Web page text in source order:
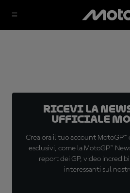
Ricevi la
ufficiale
Crea ora il tuo account MotoGP™
esclusivi, come la MotoGP™
report dei GP, video
interessanti sul